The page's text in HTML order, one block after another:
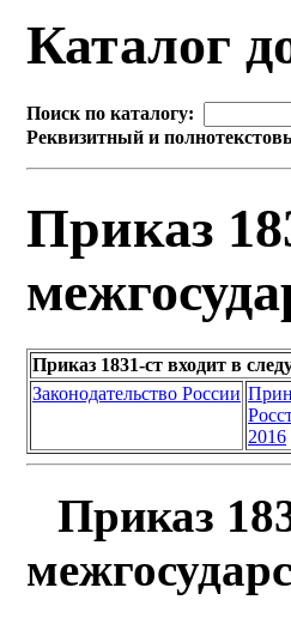
Каталог
Поиск по каталогу:
Реквизитный и
Приказ
Приказ 1831-ст входит в
Законодательство России
2016
Приказ